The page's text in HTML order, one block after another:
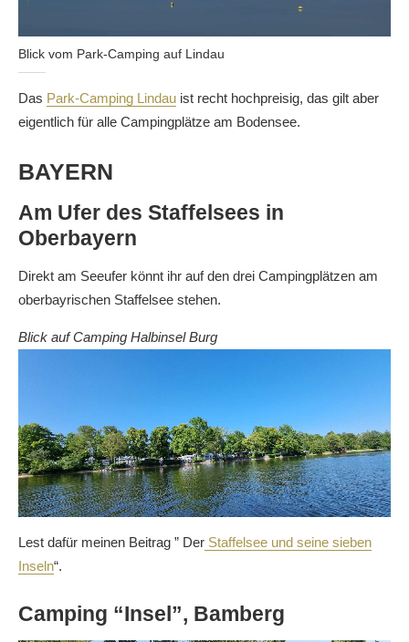
Blick vom Park-Camping auf Lindau
Das Park-Camping Lindau ist recht hochpreisig, das gilt aber
eigentlich für alle Campingplätze am Bodensee.
BAYERN
Am Ufer des Staffelsees in
Oberbayern
Direkt am Seeufer könnt ihr auf den drei Campingplätzen am
oberbayrischen Staffelsee stehen.
Blick auf Camping Halbinsel Burg
Lest dafür meinen Beitrag ” Der Staffelsee und seine sieben
Inseln“.
Camping “Insel”, Bamberg